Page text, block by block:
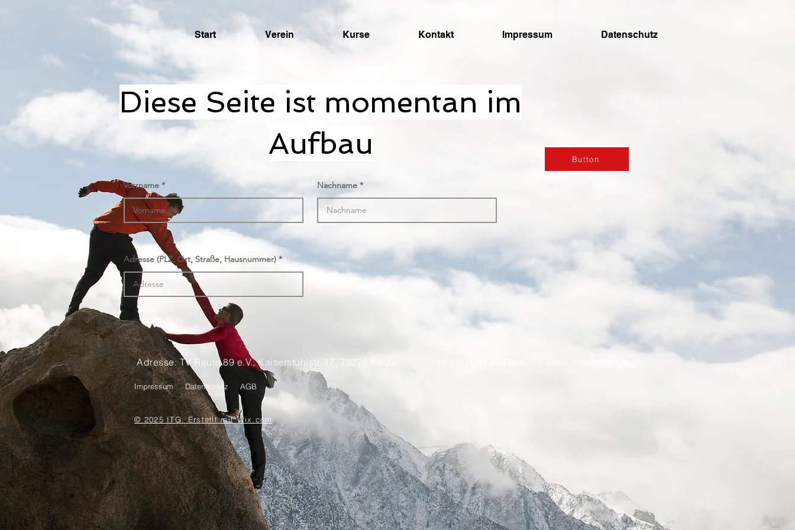
Start Verein Kurse Kontakt Impressum Datenschutz
Diese Seite ist momentan im
Aufbau
Button
Vorrname Nachname
Adresse (PLZ, Ort, Straße, Hausnummer)
Adresse: TV Reute 89 e.V., Kaiserstuhlstr. 17, 79276 Reute
Impressum Datenschutz AGB
© 2025 ITG. Erstellt mitWix.com